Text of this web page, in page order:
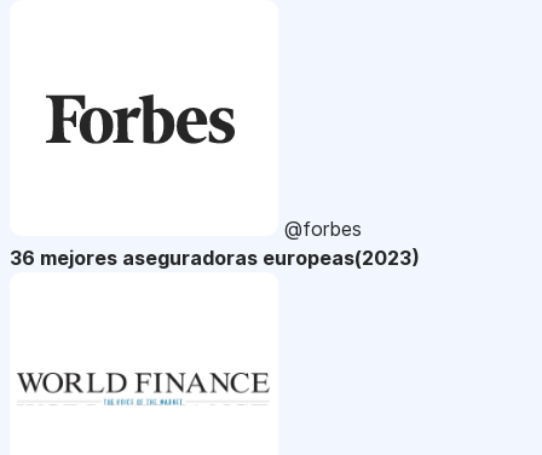
@forbes
36 mejores aseguradoras europeas(2023)